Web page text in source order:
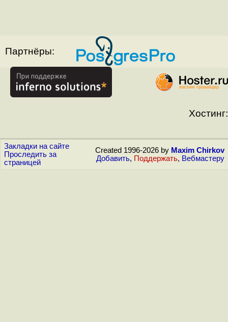
Партнёры:
Хостинг:
Закладки на сайте
Проследить за
страницей
Created 1996-2026 by Maxim Chirkov
Добавить, Поддержать, Вебмастеру